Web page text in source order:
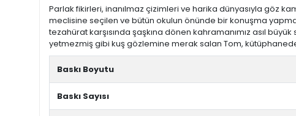
Parlak fikirleri, inanılmaz çizimleri ve harika dünyasıyla göz
meclisine seçilen ve bütün okulun önünde bir konuşma
tezahürat karşısında şaşkına dönen kahramanımız asıl
yetmezmiş gibi kuş gözlemine merak salan Tom,
Baskı Boyutu
Baskı Sayısı